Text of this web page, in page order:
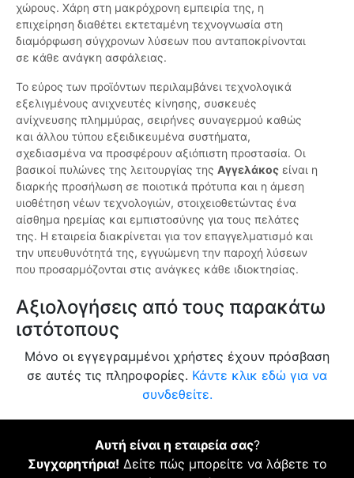
χώρους. Χάρη στη μακρόχρονη εμπειρία της, η
επιχείρηση διαθέτει εκτεταμένη τεχνογνωσία στη
διαμόρφωση σύγχρονων λύσεων που ανταποκρίνονται
σε κάθε ανάγκη ασφάλειας.
Το εύρος των προϊόντων περιλαμβάνει τεχνολογικά
εξελιγμένους ανιχνευτές κίνησης, συσκευές
ανίχνευσης πλημμύρας, σειρήνες συναγερμού καθώς
και άλλου τύπου εξειδικευμένα συστήματα,
σχεδιασμένα να προσφέρουν αξιόπιστη προστασία. Οι
βασικοί πυλώνες της λειτουργίας της Αγγελάκος είναι η
διαρκής προσήλωση σε ποιοτικά πρότυπα και η άμεση
υιοθέτηση νέων τεχνολογιών, στοιχειοθετώντας ένα
αίσθημα ηρεμίας και εμπιστοσύνης για τους πελάτες
της. Η εταιρεία διακρίνεται για τον επαγγελματισμό και
την υπευθυνότητά της, εγγυώμενη την παροχή λύσεων
που προσαρμόζονται στις ανάγκες κάθε ιδιοκτησίας.
Αξιολογήσεις από τους παρακάτω
ιστότοπους
Μόνο οι εγγεγραμμένοι χρήστες έχουν πρόσβαση
σε αυτές τις πληροφορίες. Κάντε κλικ εδώ για να
συνδεθείτε.
Αυτή είναι η εταιρεία σας?
Συγχαρητήρια! Δείτε πώς μπορείτε να λάβετε το